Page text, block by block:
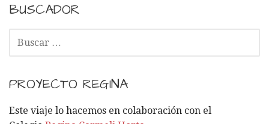
BUSCADOR
C
R
PROYECTO REGINA
Este viaje lo hacemos en colaboración con el